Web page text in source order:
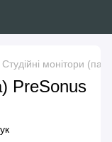
Студійні монітори
PreSonus